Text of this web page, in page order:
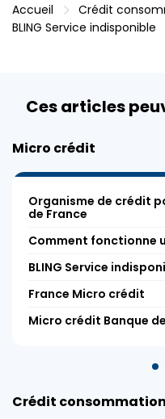
Accueil Crédit
BLING Service indisponible
Ces articles
Micro crédit
Organisme de crédit
de France
Comment fonctionne
BLING Service
France Micro crédit
Micro crédit Banque
Crédit consommation